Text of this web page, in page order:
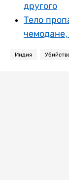
другого
Тело
Индия